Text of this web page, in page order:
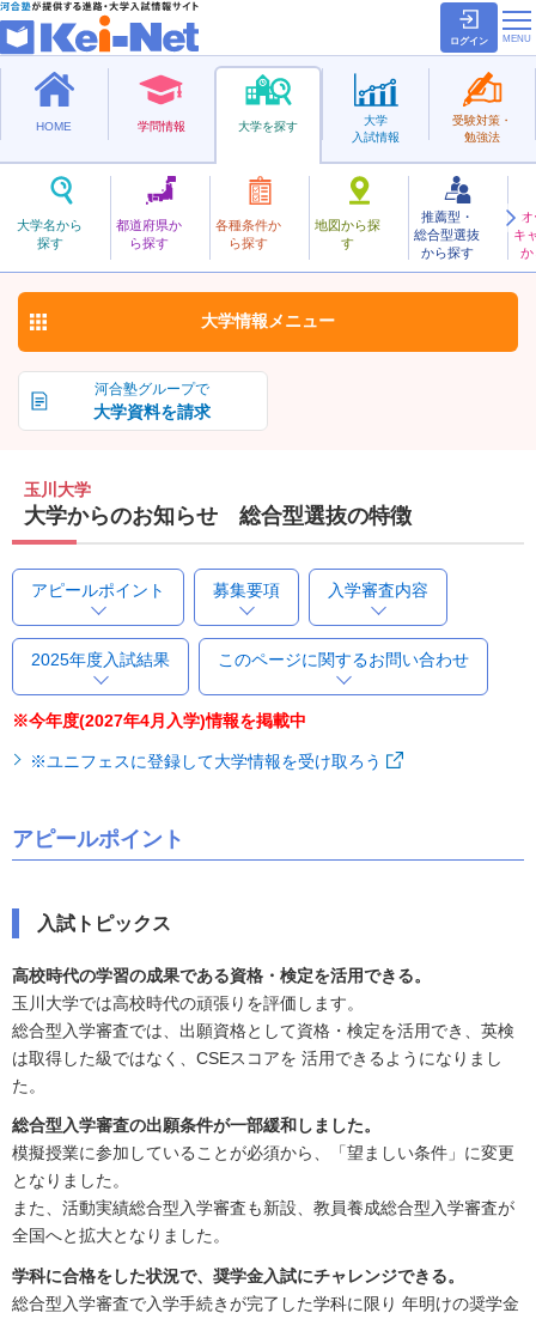
ログイン
HOME 学問情報 大学を探す
大学名から
探す
都道府県か
ら探す
各種条件か
ら探す
地図から探
す
推薦型・
総合型選抜
から探す
キ
か
大学
入試情報
受験対策・
勉強法
私立
たまがわ
玉川大学 お気に入り
河合塾グループで
大学資料を請求
大学情報 メニュー
玉川大学
大学からのお知らせ 総合型選抜の特徴
アピールポイント 募集要項 入学審査内容
2025年度入試結果 このページに関するお問い合わせ
※今年度(2027年4月入学)情報を掲載中
※ユニフェスに登録して大学情報を受け取ろう
アピールポイント
入試トピックス
高校時代の学習の成果である資格・検定を活用できる。
玉川大学では高校時代の頑張りを評価します。
総合型入学審査では、出願資格として資格・検定を活用でき、英検
は取得した級ではなく、CSEスコアを 活用できるようになりまし
た。
総合型入学審査の出願条件が一部緩和しました。
模擬授業に参加していることが必須から、「望ましい条件」に変更
となりました。
また、活動実績総合型入学審査も新設、教員養成総合型入学審査が
全国へと拡大となりました。
学科に合格をした状況で、奨学金入試にチャレンジできる。
総合型入学審査で入学手続きが完了した学科に限り 年明けの奨学金